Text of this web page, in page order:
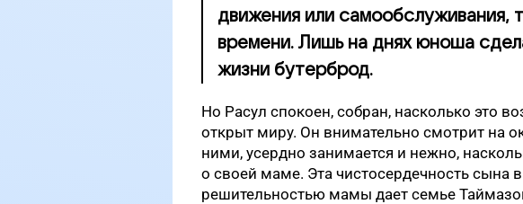
движения или самообслуживания,
времени. Лишь на днях юноша
жизни бутерброд.
Но Расул спокоен, собран, насколько это
открыт миру. Он внимательно смотрит на
ними, усердно занимается и нежно,
о своей маме. Эта чистосердечность сына
решительностью мамы дает семье